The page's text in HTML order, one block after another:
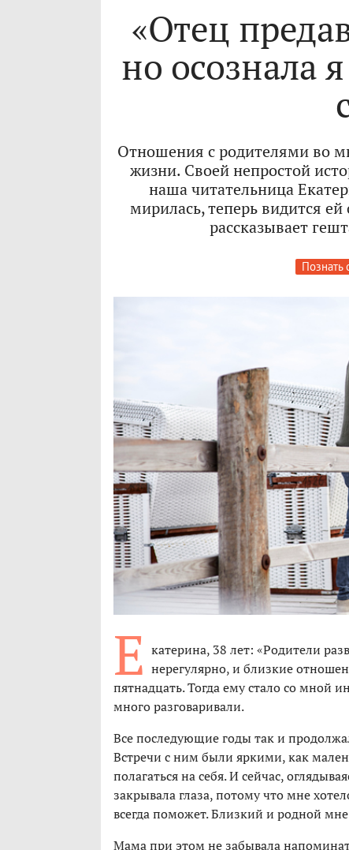
«Отец
но осознала
Отношения с родителями во
жизни. Своей непростой
наша читательница
мирилась, теперь видится
рассказывает
Познать
Е катерина, 38 лет: «Родители
нерегулярно, и близкие
пятнадцать. Тогда ему стало со мной
много разговаривали.
Все последующие годы так и
Встречи с ним были яркими, как
полагаться на себя. И сейчас,
закрывала глаза, потому что мне
всегда поможет. Близкий и родной
Мама при этом не забывала